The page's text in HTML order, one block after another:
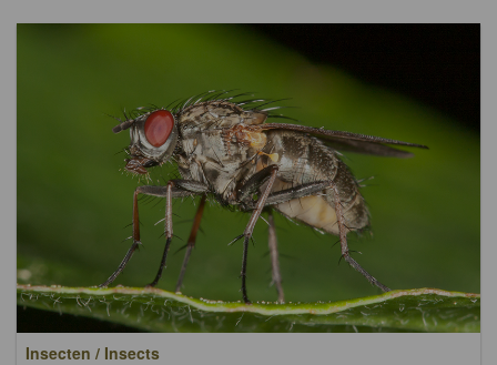
Insecten / Insects